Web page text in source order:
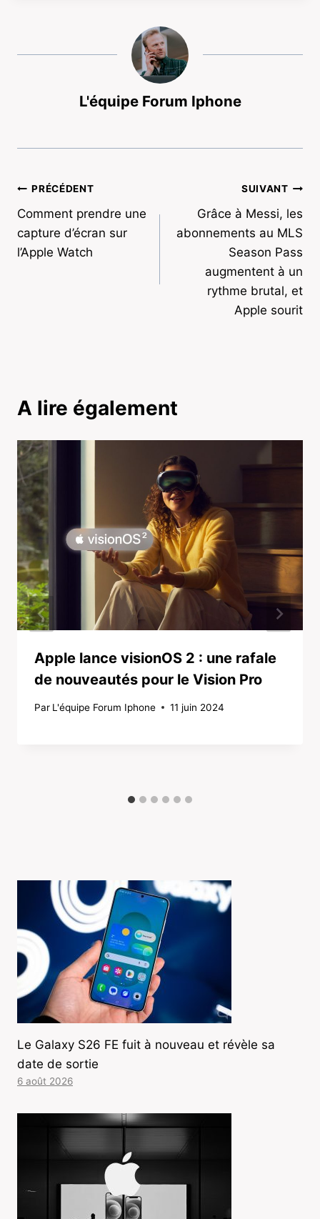
L'équipe Forum Iphone
Navigation
de
l’article
PRÉCÉDENT
Comment prendre une
capture d’écran sur
l’Apple Watch
SUIVANT
Grâce à Messi, les
abonnements au MLS
Season Pass
augmentent à un
rythme brutal, et
Apple sourit
A lire également
Apple lance visionOS 2 : une rafale
de nouveautés pour le Vision Pro
Par L'équipe Forum Iphone 11 juin 2024
Le Galaxy S26 FE fuit à nouveau et révèle sa
date de sortie
6 août 2026